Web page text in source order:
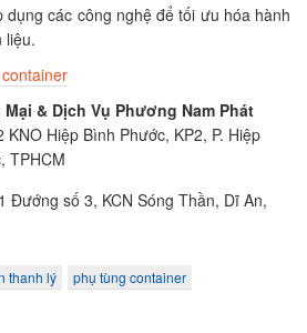
các công nghệ để tối ưu hóa hành
liệu.
& Dịch Vụ Phương Nam Phát
Hiệp Bình Phước, KP2, P. Hiệp
TPHCM
Đướng số 3, KCN Sóng Thần, Dĩ An,
thanh lý phụ tùng container